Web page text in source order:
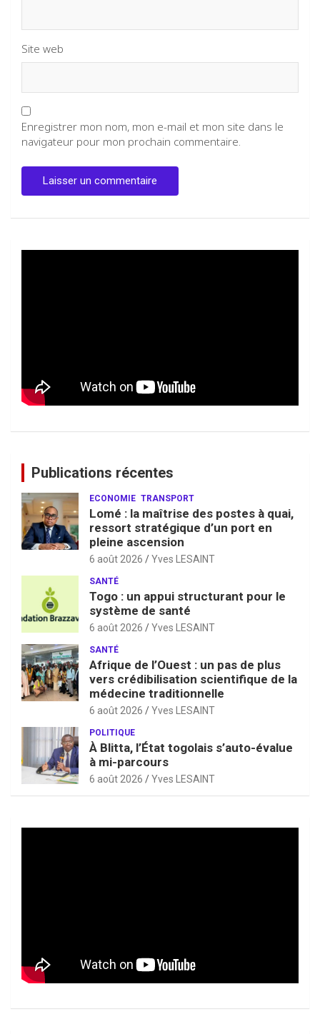
Site web
Enregistrer mon nom, mon e-mail et mon site dans le
navigateur pour mon prochain commentaire.
Publications récentes
ECONOMIE TRANSPORT
Lomé : la maîtrise des postes à quai,
ressort stratégique d’un port en
pleine ascension
6 août 2026 Yves LESAINT
SANTÉ
Togo : un appui structurant pour le
système de santé
6 août 2026 Yves LESAINT
SANTÉ
Afrique de l’Ouest : un pas de plus
vers crédibilisation scientifique de la
médecine traditionnelle
6 août 2026 Yves LESAINT
POLITIQUE
À Blitta, l’État togolais s’auto-évalue
à mi-parcours
6 août 2026 Yves LESAINT